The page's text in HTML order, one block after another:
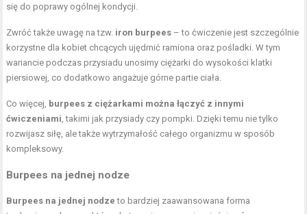
się do poprawy ogólnej kondycji.
Zwróć także uwagę na tzw. iron burpees – to ćwiczenie jest szczególnie
korzystne dla kobiet chcących ujędrnić ramiona oraz pośladki. W tym
wariancie podczas przysiadu unosimy ciężarki do wysokości klatki
piersiowej, co dodatkowo angażuje górne partie ciała.
Co więcej, burpees z ciężarkami można łączyć z innymi
ćwiczeniami, takimi jak przysiady czy pompki. Dzięki temu nie tylko
rozwijasz siłę, ale także wytrzymałość całego organizmu w sposób
kompleksowy.
Burpees na jednej nodze
Burpees na jednej nodze to bardziej zaawansowana forma